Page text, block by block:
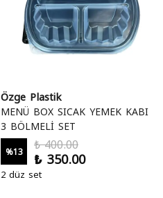
Özge Plastik
MENÜ BOX SICAK YEMEK KABI
3 BÖLMELİ SET
%13
₺ 400.00
₺ 350.00
2 düz set